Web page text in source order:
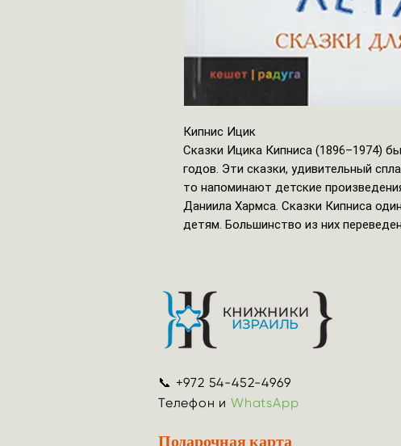
Кипнис Ицик
Сказки Ицика Кипниса (1896–1974)
годов. Эти сказки, удивительный
то напоминают детские
Даниила Хармса. Сказки Кипниса
детям. Большинство из них
📞 +972 54-452-4969
Телефон иWhatsApp
Подарочная карта